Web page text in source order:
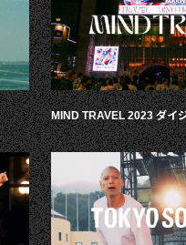
MIND TRAVEL 2023 ダイ